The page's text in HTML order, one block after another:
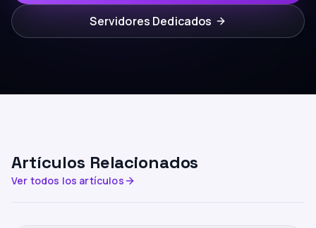
Servidores Dedicados
Artículos Relacionados
Ver todos los artículos